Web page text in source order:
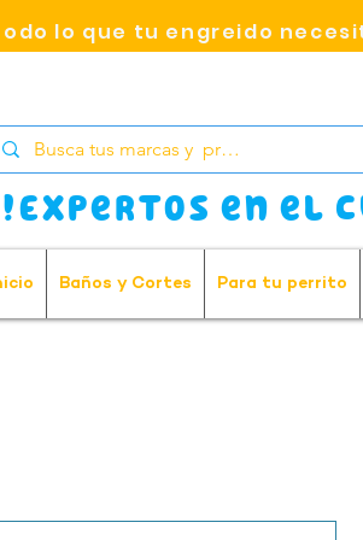
lo que tu engreido
!Expertos en el
Baños y Cortes Para tu perrito